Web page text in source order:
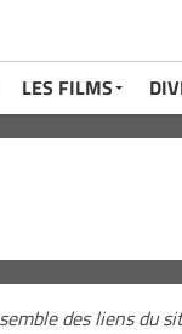
LES FILMS
des liens du